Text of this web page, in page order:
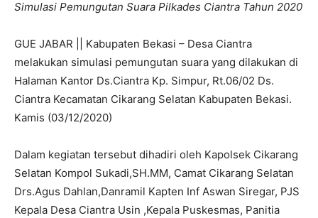
Simulasi Pemungutan Suara Pilkades Ciantra Tahun 2020
GUE JABAR || Kabupaten Bekasi – Desa Ciantra
melakukan simulasi pemungutan suara yang dilakukan di
Halaman Kantor Ds.Ciantra Kp. Simpur, Rt.06/02 Ds.
Ciantra Kecamatan Cikarang Selatan Kabupaten Bekasi.
Kamis (03/12/2020)
Dalam kegiatan tersebut dihadiri oleh Kapolsek Cikarang
Selatan Kompol Sukadi,SH.MM, Camat Cikarang Selatan
Drs.Agus Dahlan,Danramil Kapten Inf Aswan Siregar, PJS
Kepala Desa Ciantra Usin ,Kepala Puskesmas, Panitia